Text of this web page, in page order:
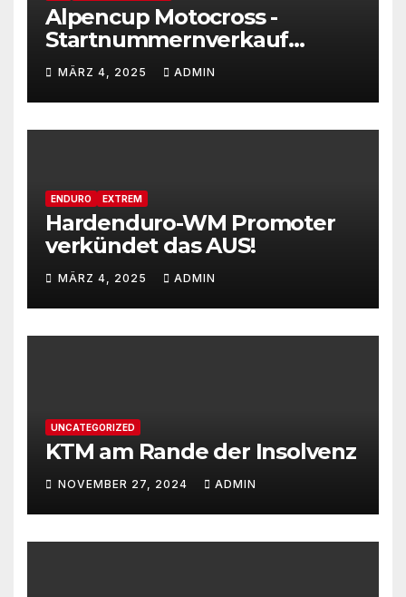
Alpencup Motocross -
Startnummernverkauf
gestartet
MÄRZ 4, 2025 ADMIN
ENDURO EXTREM
Hardenduro-WM Promoter
verkündet das AUS!
MÄRZ 4, 2025 ADMIN
UNCATEGORIZED
KTM am Rande der Insolvenz
NOVEMBER 27, 2024 ADMIN